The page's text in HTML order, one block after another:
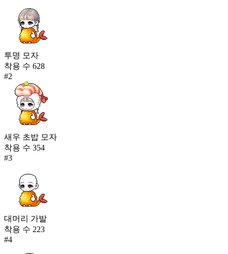
투명 모자
착용 수 628
#2
새우 초밥 모자
착용 수 354
#3
대머리 가발
착용 수 223
#4